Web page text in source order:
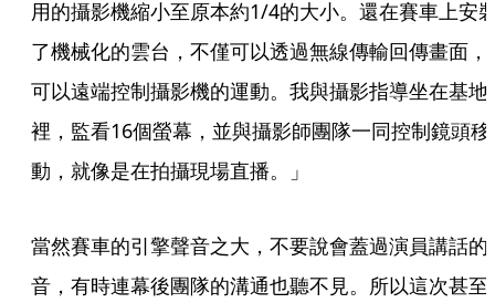
用的攝影機縮小至原本約1/4的大小。還在賽車上安
了機械化的雲台，不僅可以透過無線傳輸回傳畫面，
可以遠端控制攝影機的運動。我與攝影指導坐在基地
裡，監看16個螢幕，並與攝影師團隊一同控制鏡頭移
動，就像是在拍攝現場直播。」
當然賽車的引擎聲音之大，不要說會蓋過演員講話的
音，有時連幕後團隊的溝通也聽不見。所以這次甚至